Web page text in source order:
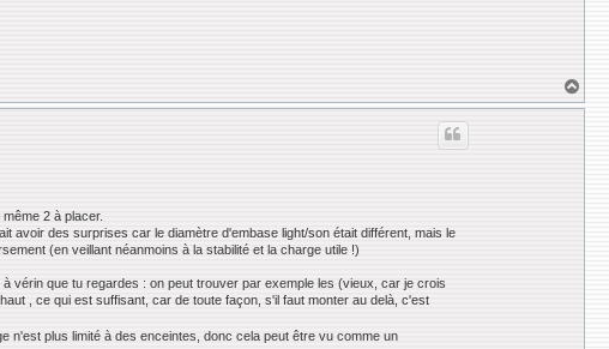
a
2 à placer.
avoir des surprises car le diamètre d'embase light/son était différent, mais le
(en veillant néanmoins à la stabilité et la charge utile !)
vérin que tu regardes : on peut trouver par exemple les (vieux, car je crois
, ce qui est suffisant, car de toute façon, s'il faut monter au delà, c'est
n'est plus limité à des enceintes, donc cela peut être vu comme un